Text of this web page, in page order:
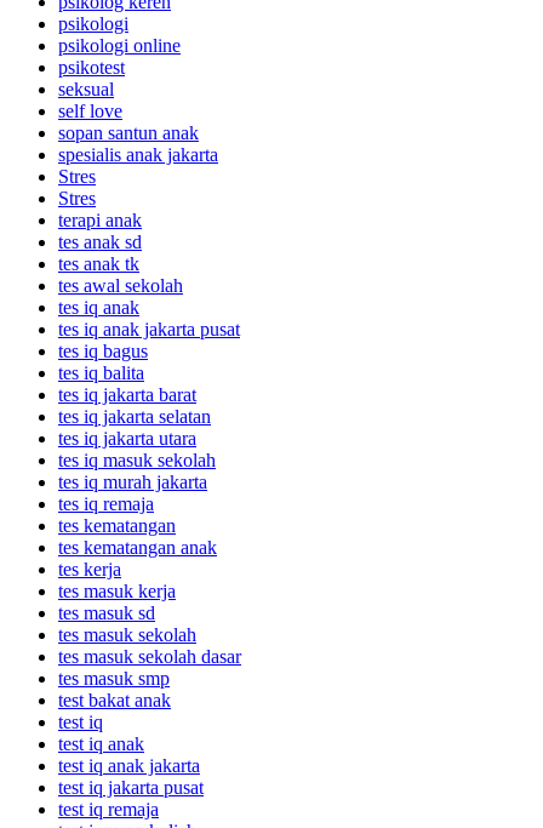
psikologi
psikologi online
psikotest
seksual
self love
sopan santun anak
spesialis anak jakarta
Stres
Stres
terapi anak
tes anak sd
tes anak tk
tes awal sekolah
tes iq anak
tes iq anak jakarta pusat
tes iq bagus
tes iq balita
tes iq jakarta barat
tes iq jakarta selatan
tes iq jakarta utara
tes iq masuk sekolah
tes iq murah jakarta
tes iq remaja
tes kematangan
tes kematangan anak
tes kerja
tes masuk kerja
tes masuk sd
tes masuk sekolah
tes masuk sekolah dasar
tes masuk smp
test bakat anak
test iq
test iq anak
test iq anak jakarta
test iq jakarta pusat
test iq remaja